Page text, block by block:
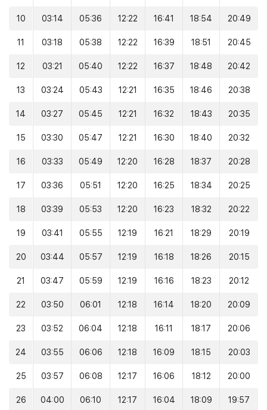
10 03:14 05:36 12:22 16:41 18:54 20:49
11 03:18 05:38 12:22 16:39 18:51 20:45
12 03:21 05:40 12:22 16:37 18:48 20:42
13 03:24 05:43 12:21 16:35 18:46 20:38
14 03:27 05:45 12:21 16:32 18:43 20:35
15 03:30 05:47 12:21 16:30 18:40 20:32
16 03:33 05:49 12:20 16:28 18:37 20:28
17 03:36 05:51 12:20 16:25 18:34 20:25
18 03:39 05:53 12:20 16:23 18:32 20:22
19 03:41 05:55 12:19 16:21 18:29 20:19
20 03:44 05:57 12:19 16:18 18:26 20:15
21 03:47 05:59 12:19 16:16 18:23 20:12
22 03:50 06:01 12:18 16:14 18:20 20:09
23 03:52 06:04 12:18 16:11 18:17 20:06
24 03:55 06:06 12:18 16:09 18:15 20:03
25 03:57 06:08 12:17 16:06 18:12 20:00
26 04:00 06:10 12:17 16:04 18:09 19:57